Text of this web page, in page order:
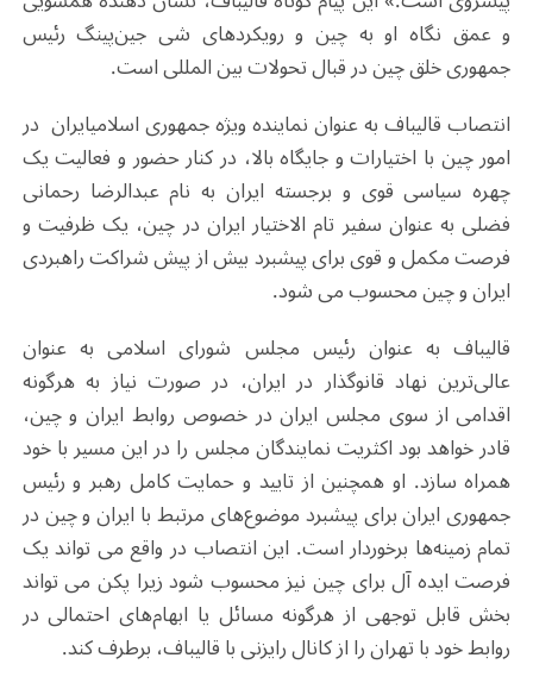
و عمق نگاه او به چین و رویکردهای شی جین‌پینگ رئیس
جمهوری خلق چین در قبال تحولات بین المللی است.
انتصاب قالیباف به عنوان نماینده ویژه جمهوری اسلامیایران در
امور چین با اختیارات و جایگاه بالا، در کنار حضور و فعالیت یک
چهره سیاسی قوی و برجسته ایران به نام عبدالرضا رحمانی
فضلی به عنوان سفیر تام الاختیار ایران در چین، یک ظرفیت و
فرصت مکمل و قوی برای پیشبرد بیش از پیش شراکت راهبردی
ایران و چین محسوب می شود.
قالیباف به عنوان رئیس مجلس شورای اسلامی به عنوان
عالی‌ترین نهاد قانوگذار در ایران، در صورت نیاز به هرگونه
اقدامی از سوی مجلس ایران در خصوص روابط ایران و چین،
قادر خواهد بود اکثریت نمایندگان مجلس را در این مسیر با خود
همراه سازد. او همچنین از تایید و حمایت کامل رهبر و رئیس
جمهوری ایران برای پیشبرد موضوع‌های مرتبط با ایران و چین در
تمام زمینه‌ها برخوردار است. این انتصاب در واقع می تواند یک
فرصت ایده آل برای چین نیز محسوب شود زیرا پکن می تواند
بخش قابل توجهی از هرگونه مسائل یا ابهام‌های احتمالی در
روابط خود با تهران را از کانال رایزنی با قالیباف، برطرف کند.